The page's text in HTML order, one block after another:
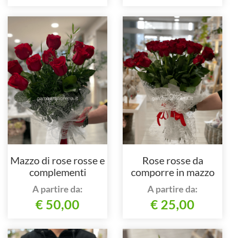
Mazzo di rose rosse e
complementi
A partire da:
€ 50,00
Rose rosse da
comporre in mazzo
per numero di steli,
con complementi verdi
A partire da:
€ 25,00